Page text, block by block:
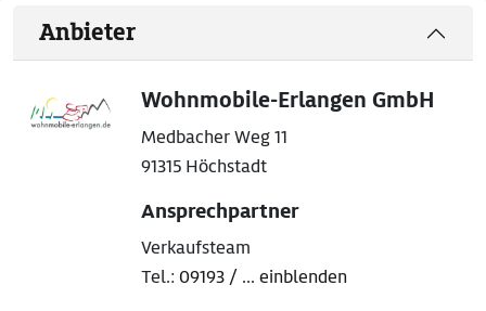
Anbieter
Wohnmobile-Erlangen GmbH
Medbacher Weg 11
91315 Höchstadt
Ansprechpartner
Verkaufsteam
Tel.: 09193 / ... einblenden